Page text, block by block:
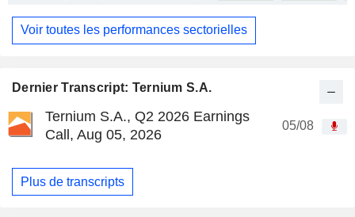
Dernier Transcript: Ternium S.A.
Ternium S.A., Q2 2026 Earnings
Call, Aug 05, 2026
05/08
Plus de transcripts
Voir toutes les performances sectorielles